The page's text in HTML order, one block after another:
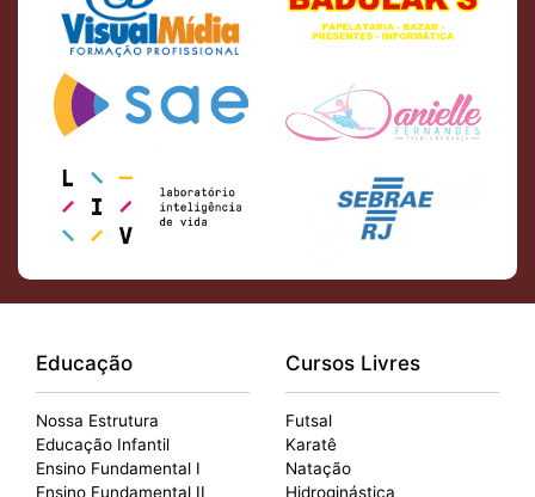
Educação
Nossa Estrutura
Educação Infantil
Ensino Fundamental I
Ensino Fundamental II
Cursos Livres
Futsal
Karatê
Natação
Hidroginástica